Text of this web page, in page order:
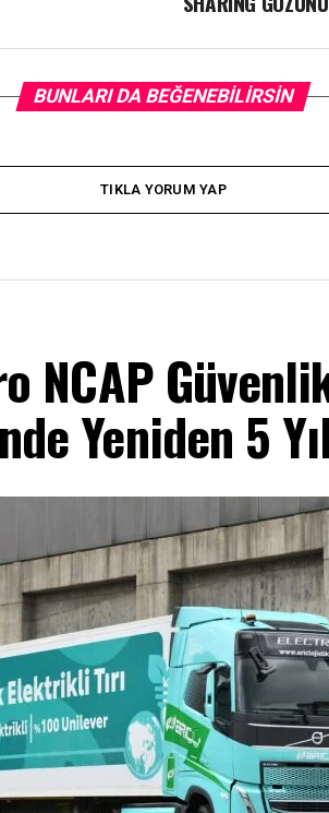
BUNLARI DA BEĞENEBILIRSIN
TIKLA YORUM YAP
NCAP
Yeniden 5